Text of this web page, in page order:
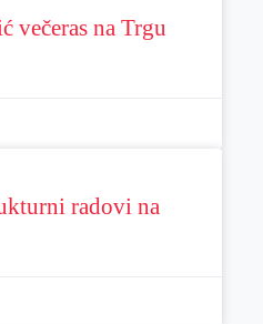
večeras na Trgu
radovi na